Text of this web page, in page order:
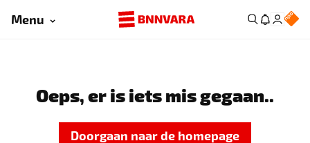
Menu
Oeps, er is iets mis gegaan..
Doorgaan naar de homepage